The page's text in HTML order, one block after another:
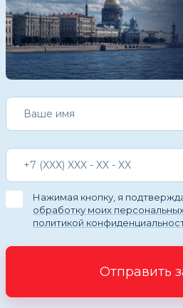
Нажимая кнопку, я
обработку моих
политикой
Отправить